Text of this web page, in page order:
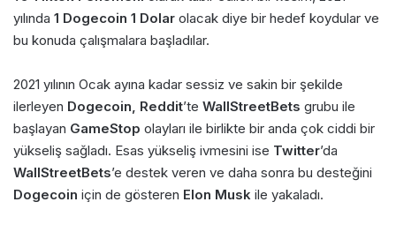
yılında 1 Dogecoin 1 Dolar olacak diye bir hedef koydular ve
bu konuda çalışmalara başladılar.
2021 yılının Ocak ayına kadar sessiz ve sakin bir şekilde
ilerleyen Dogecoin, Reddit’te WallStreetBets grubu ile
başlayan GameStop olayları ile birlikte bir anda çok ciddi bir
yükseliş sağladı. Esas yükseliş ivmesini ise Twitter’da
WallStreetBets’e destek veren ve daha sonra bu desteğini
Dogecoin için de gösteren Elon Musk ile yakaladı.